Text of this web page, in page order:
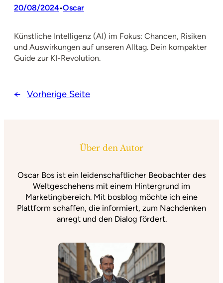
20/08/2024•Oscar
Künstliche Intelligenz (AI) im Fokus: Chancen, Risiken
und Auswirkungen auf unseren Alltag. Dein kompakter
Guide zur KI-Revolution.
← Vorherige Seite
Über den Autor
Oscar Bos ist ein leidenschaftlicher Beobachter des
Weltgeschehens mit einem Hintergrund im
Marketingbereich. Mit bosblog möchte ich eine
Plattform schaffen, die informiert, zum Nachdenken
anregt und den Dialog fördert.